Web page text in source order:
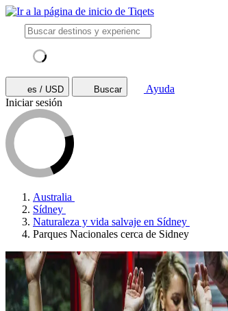
es / USD Buscar
Ayuda
Iniciar sesión
Australia
Sídney
Naturaleza y vida salvaje en Sídney
Parques Nacionales cerca de Sidney